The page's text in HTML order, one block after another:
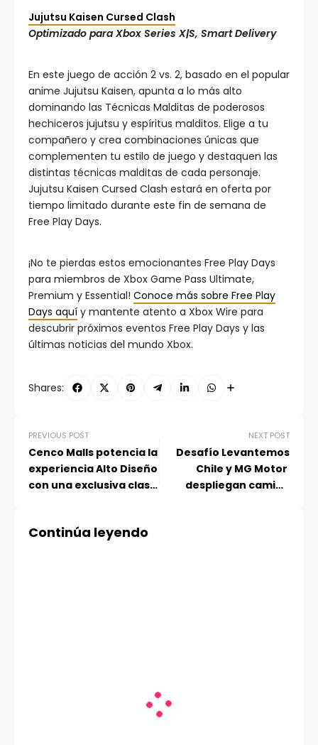
Jujutsu Kaisen Cursed Clash
Optimizado para Xbox Series X|S, Smart Delivery
En este juego de acción 2 vs. 2, basado en el popular
anime Jujutsu Kaisen, apunta a lo más alto
dominando las Técnicas Malditas de poderosos
hechiceros jujutsu y espíritus malditos. Elige a tu
compañero y crea combinaciones únicas que
complementen tu estilo de juego y destaquen las
distintas técnicas malditas de cada personaje.
Jujutsu Kaisen Cursed Clash estará en oferta por
tiempo limitado durante este fin de semana de
Free Play Days.
¡No te pierdas estos emocionantes Free Play Days
para miembros de Xbox Game Pass Ultimate,
Premium y Essential! Conoce más sobre Free Play
Days aquí y mantente atento a Xbox Wire para
descubrir próximos eventos Free Play Days y las
últimas noticias del mundo Xbox.
Shares:
PREVIOUS POST
Cenco Malls potencia la
experiencia Alto Diseño
con una exclusiva clase
NEXT POST
Desafío Levantemos
Chile y MG Motor
despliegan camión
Continúa leyendo